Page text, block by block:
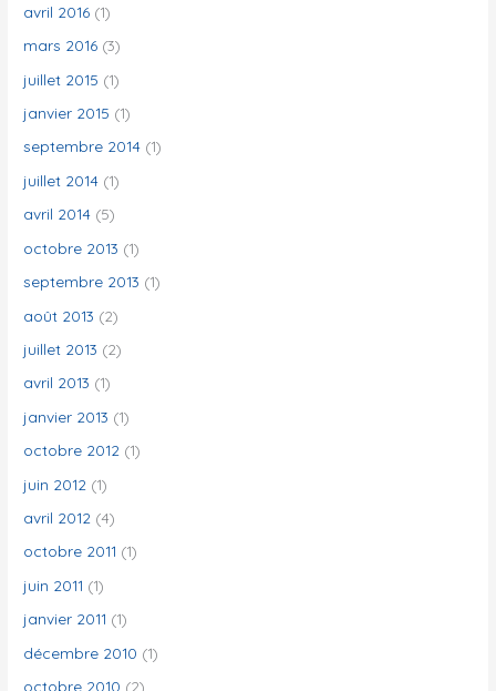
avril 2016 (1)
mars 2016 (3)
juillet 2015 (1)
janvier 2015 (1)
septembre 2014 (1)
juillet 2014 (1)
avril 2014 (5)
octobre 2013 (1)
septembre 2013 (1)
août 2013 (2)
juillet 2013 (2)
avril 2013 (1)
janvier 2013 (1)
octobre 2012 (1)
juin 2012 (1)
avril 2012 (4)
octobre 2011 (1)
juin 2011 (1)
janvier 2011 (1)
décembre 2010 (1)
octobre 2010 (2)